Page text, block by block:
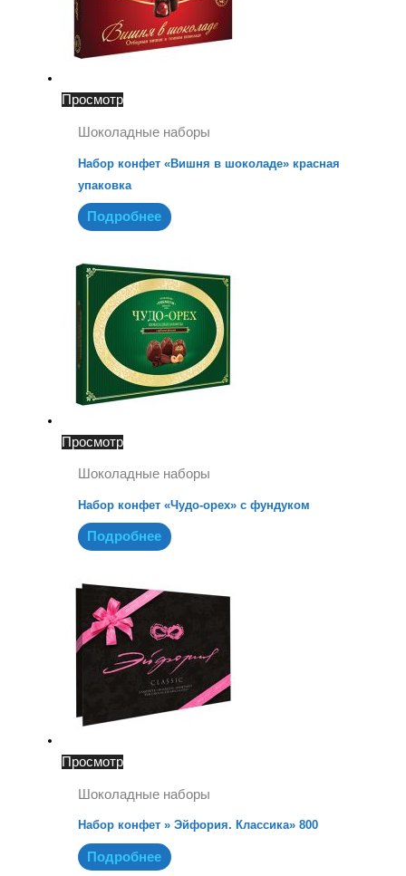
Просмотр
Шоколадные наборы
Набор конфет «Вишня в шоколаде» красная
упаковка
Подробнее
Просмотр
Шоколадные наборы
Набор конфет «Чудо-орех» с фундуком
Подробнее
Просмотр
Шоколадные наборы
Набор конфет » Эйфория. Классика» 800
Подробнее